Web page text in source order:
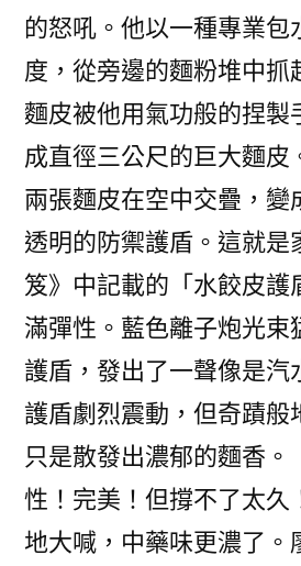
的怒吼。他以一種專業包
度，從旁邊的麵粉堆中抓
麵皮被他用氣功般的捏製
成直徑三公尺的巨大麵皮
兩張麵皮在空中交疊，變
透明的防禦護盾。這就是
笈》中記載的「水餃皮護
滿彈性。藍色離子炮光束
護盾，發出了一聲像是汽
護盾劇烈震動，但奇蹟般
只是散發出濃郁的麵香。
性！完美！但撐不了太
地大喊，中藥味更濃了。